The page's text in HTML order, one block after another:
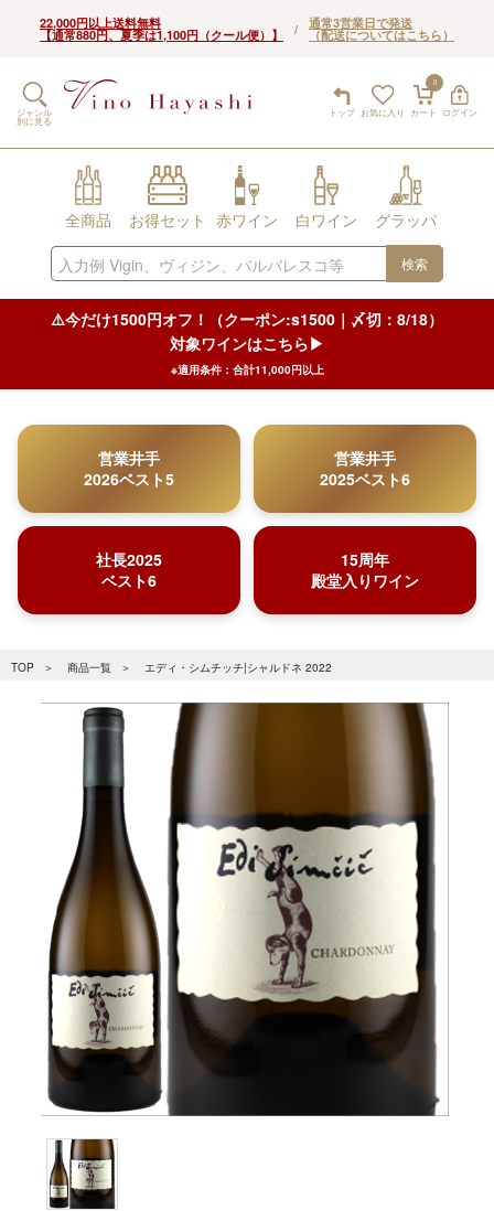
22,000円以上送料無料
【通常880円、夏季は1,100円（クール便）】 / 通常3営業日で発送
（配送についてはこちら）
トップ お気に入り
0
カート ログイン
ジャンル
別に見る
全商品 お得セット 赤ワイン 白ワイン グラッパ
検索
⚠️今だけ1500円オフ！（クーポン:s1500｜〆切：8/18）
対象ワインはこちら▶︎
※適用条件：合計11,000円以上
営業井手
2026ベスト5
営業井手
2025ベスト6
社長2025
ベスト6
15周年
殿堂入りワイン
TOP 商品一覧 エディ・シムチッチ|シャルドネ 2022